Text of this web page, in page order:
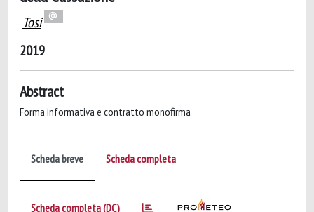
Tosi
2019
Abstract
Forma informativa e contratto monofirma
Scheda breve Scheda completa
Scheda completa (DC)